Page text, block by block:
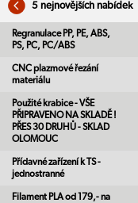
5 nejnovějších nabídek
Regranulace PP, PE, ABS,
PS, PC, PC/ABS
CNC plazmové řezání
materiálu
Použité krabice - VŠE
PŘIPRAVENO NA SKLADĚ !
PŘES 30 DRUHŮ - SKLAD
OLOMOUC
Přídavné zařízení k TS -
jednostranné
Filament PLA od 179,- na